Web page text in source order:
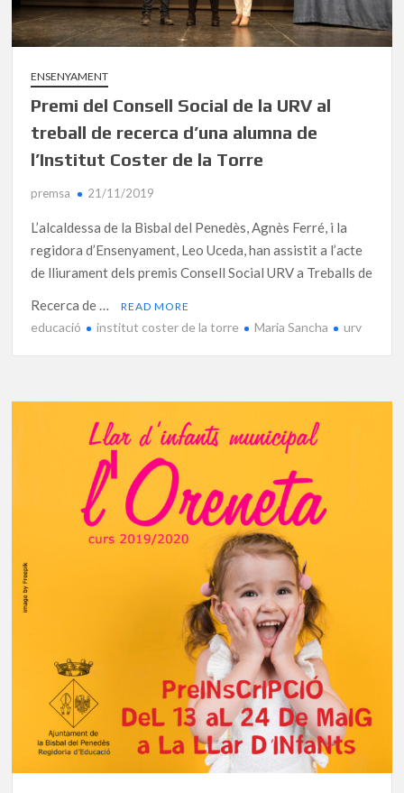
ENSENYAMENT
Premi del Consell Social de la URV al
treball de recerca d’una alumna de
l’Institut Coster de la Torre
premsa 21/11/2019
L’alcaldessa de la Bisbal del Penedès, Agnès Ferré, i la
regidora d’Ensenyament, Leo Uceda, han assistit a l’acte
de lliurament dels premis Consell Social URV a Treballs de
Recerca de …
READ MORE
educació institut coster de la torre Maria Sancha urv